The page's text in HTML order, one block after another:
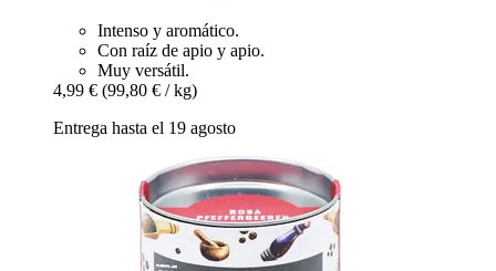
Intenso y aromático.
Con raíz de apio y apio.
Muy versátil.
4,99 € (99,80 € / kg)
Entrega hasta el 19 agosto